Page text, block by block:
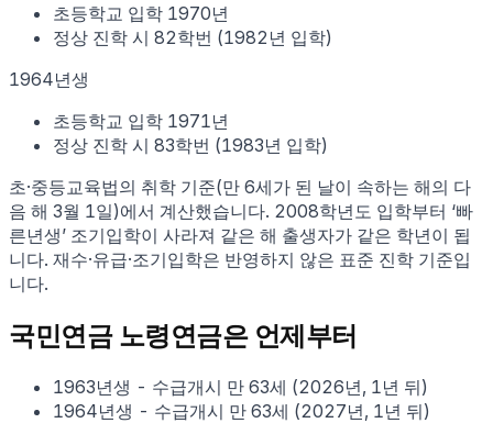
초등학교 입학 1970년
정상 진학 시 82학번 (1982 년 입학)
1964년생
초등학교 입학 1971년
정상 진학 시 83학번 (1983년 입학)
초·중등교육법의 취학 기준(만 6세가 된 날이 속하는 해의 다
음 해 3월 1일)에서 계산했습니다. 2008학년도 입학부터 ‘빠
른년생’ 조기입학이 사라져 같은 해 출생자가 같은 학년이 됩
니다. 재수·유급·조기입학은 반영하지 않은 표준 진학 기준입
니다.
국민연금 노령연금은 언제부터
1963년생 - 수급개시 만 63세 (2026년, 1년 뒤)
1964년생 - 수급개시 만 63세 (2027년, 1년 뒤)